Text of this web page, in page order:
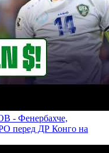
Фенербахче,
перед ДР Конго на